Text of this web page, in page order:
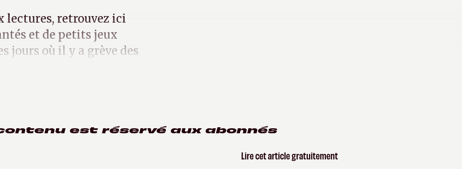
lectures, retrouvez ici
et de petits jeux
jours où il y a grève des
est réservé aux abonnés
Lire cet article gratuitement